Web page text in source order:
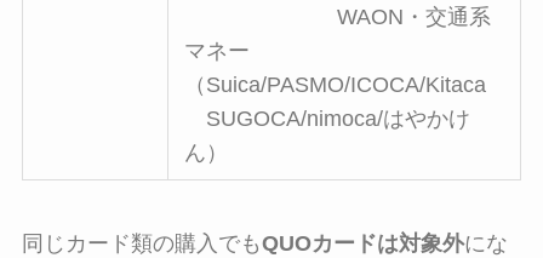
WAON・交通系
マネー
（Suica/PASMO/ICOCA/Kitaca
SUGOCA/nimoca/はやかけ
ん）
同じカード類の購入でもQUOカードは対象外にな